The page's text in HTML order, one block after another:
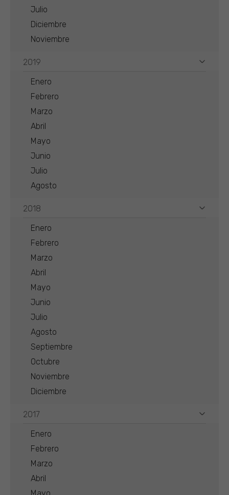
Julio
Diciembre
Noviembre
2019
Enero
Febrero
Marzo
Abril
Mayo
Junio
Julio
Agosto
2018
Enero
Febrero
Marzo
Abril
Mayo
Junio
Julio
Agosto
Septiembre
Octubre
Noviembre
Diciembre
2017
Enero
Febrero
Marzo
Abril